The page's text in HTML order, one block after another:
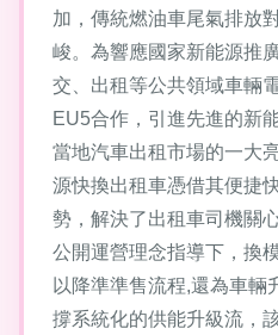
加，傳統燃油車尾氣排放
峻。為響應國家新能源推
交、出租等公共領域車輛
EU5合作，引進先進的新
當地汽車出租市場的一大
源快換出租車憑借其便捷
勢，解決了出租車司機關
公開運營理念指導下，換
以降準準售流程,還為車輛
撐系統化的供能升級流，